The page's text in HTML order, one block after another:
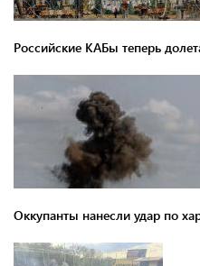
Российские КАБы теперь
Оккупанты нанесли удар по